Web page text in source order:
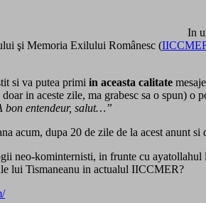
In
şi Memoria Exilului Românesc (
si va putea primi in aceasta calitate
in aceste zile, ma grabesc sa o spun)
bon entendeur, salut…”
acum, dupa 20 de zile de la acest anunt
neo-kominternisti, in frunte cu
lui Tismaneanu in actualul IICCMER?